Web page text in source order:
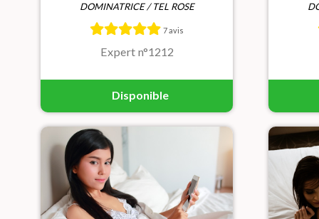
DOMINATRICE / TEL ROSE
7 avis
Expert n°1212
Barbara, 30 ans, châtain aux yeux
verts, femme directive et très
chaude, adore dominer et
explorer les fantasmes intenses
Disponible
pour